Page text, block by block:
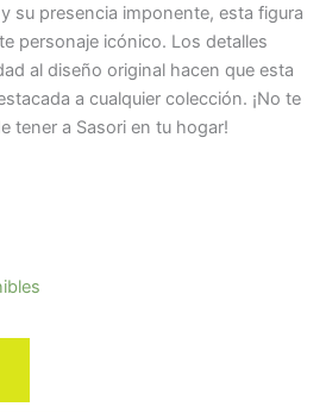
su presencia imponente, esta figura
personaje icónico. Los detalles
al diseño original hacen que esta
a cualquier colección. ¡No te
tener a Sasori en tu hogar!